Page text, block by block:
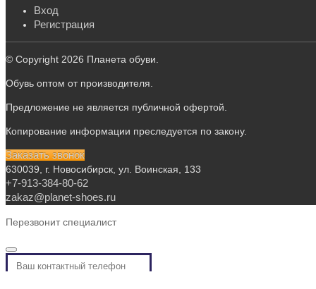
Вход
Регистрация
© Copyright 2026 Планета обуви.
Обувь оптом от производителя.
Предложение не является публичной офертой.
Копирование информации преследуется по закону.
Заказать звонок
630039, г. Новосибирск, ул. Воинская, 133
+7-913-384-80-62
zakaz@planet-shoes.ru
Перезвонит специалист